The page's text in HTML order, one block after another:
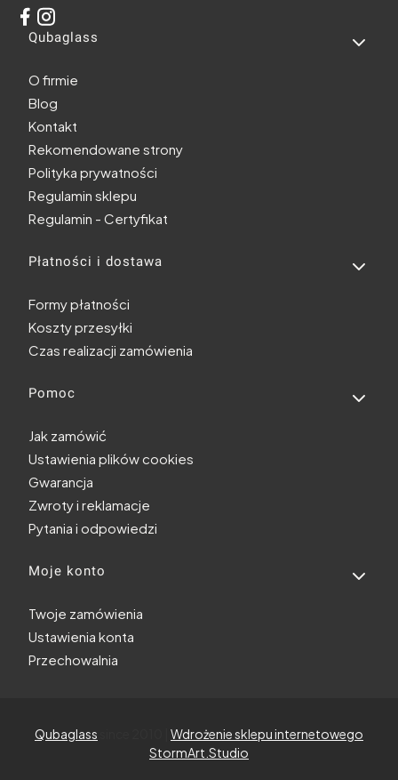
Linki w stopce
Qubaglass
O firmie
Blog
Kontakt
Rekomendowane strony
Polityka prywatności
Regulamin sklepu
Regulamin - Certyfikat
Płatności i dostawa
Formy płatności
Koszty przesyłki
Czas realizacji zamówienia
Pomoc
Jak zamówić
Ustawienia plików cookies
Gwarancja
Zwroty i reklamacje
Pytania i odpowiedzi
Moje konto
Twoje zamówienia
Ustawienia konta
Przechowalnia
Qubaglass
Wdrożenie sklepu internetowego
StormArt.Studio